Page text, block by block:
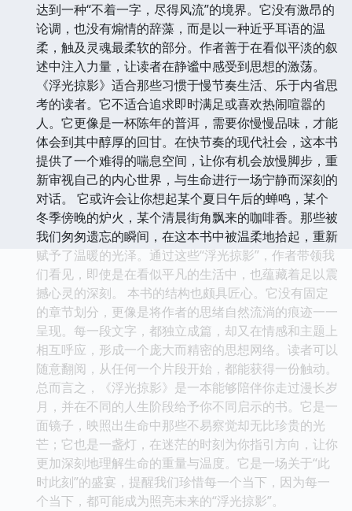
达到一种“不着一字，尽得风流”的境界。它没有激昂的
论调，也没有煽情的辞藻，而是以一种近乎耳语的温
柔，触及灵魂最柔软的部分。作者善于在看似平淡的叙
述中注入力量，让读者在静谧中感受到思想的激荡。
《浮光掠影》适合那些习惯于慢节奏生活、乐于内省思
考的读者。它不适合追求即时满足或喜欢热闹喧嚣的
人。它更像是一杯陈年的普洱，需要你慢慢品味，才能
体会到其中醇厚的回甘。在快节奏的现代社会，这本书
提供了一个难得的喘息空间，让你有机会放慢脚步，重
新审视自己的内心世界，与生命进行一场宁静而深刻的
对话。 它或许会让你想起某个夏日午后的蝉鸣，某个
冬季傍晚的炉火，某个清晨街角飘来的咖啡香。那些被
我们匆匆遗忘的瞬间，在这本书中被温柔地拾起，重新
赋予了温暖的光泽。通过这些“浮光掠影”，作者带领我
们看见，即使是在看似平凡的生活中，也蕴藏着足以震
撼心灵的深刻。 本书的结构也颇具匠心。它没有固定
的章节划分，更像是将作者的思绪自然流淌的痕迹一一
呈现。每一段文字，都独立成篇，却又在情感和主题上
相互呼应，形成一个庞大而精密的思想网络。读者可以
随意翻阅，从任何一个片段开始，都能获得一份触动。
总而言之，《浮光掠影》是一本能够陪伴你走过漫长岁
月，并在不同的人生阶段给予你不同启示的书。它是一
面镜子，映照出生命中那些不易察觉却无比珍贵的光
芒；它也是一盏灯，在迷茫的时刻为你指引方向，让你
更加深刻地理解生命的重量与温度。它是一场关于“此
时此刻”的盛宴，提醒我们珍惜每一个当下，因为每一
个当下，都可能成为照亮未来的“浮光掠影”。